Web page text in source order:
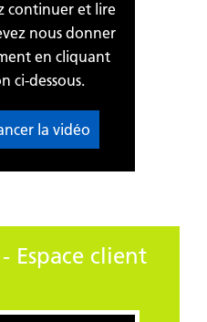
continuer et lire
nous donner
en cliquant
ci-dessous.
la vidéo
Espace client